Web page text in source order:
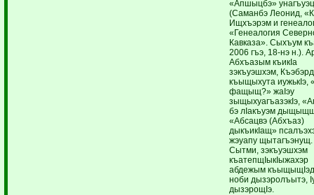
«Апшыцбэ»
(Саманбэ Леонид,
Ищхъэрэм и
«Генеалогия
Кавказа». Сыхъум
2006 гъэ, 18-нэ н.).
Абхъазым къикIа
зэкъуэшхэм,
къыщыхута иужькIэ,
фащыщ?» жаIэу
зыщыхуагъазэкIэ,
бэ лIакъуэм
«Абсацвэ (Абхъаз)
дыкъикIащ»
жэуапу щытагъэнущ.
Сытми, зэкъуэшхэм
къатепщIыкIыжахэр
абдежым
ноби дызэролъытэ,
дызэрощIэ.